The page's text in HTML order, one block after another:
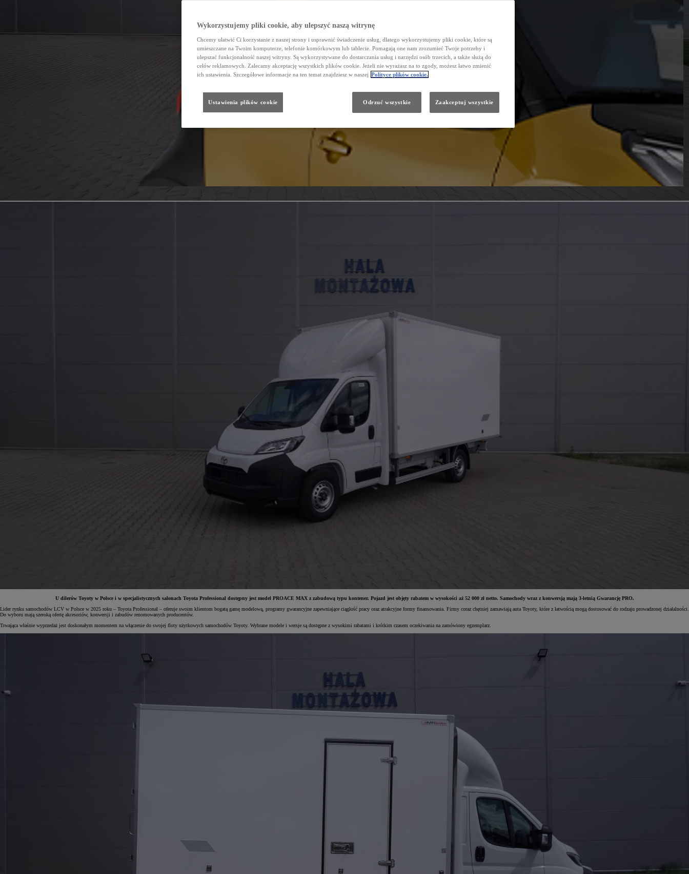
Yaris Cross
U dilerów Toyoty w Polsce i w specjalistycznych salonach Toyota Professional dostępny jest model PROACE MAX z zabudową typu kontener. Pojazd jest objęty rabatem w wysokości aż 52 000 zł netto. Samochody wraz z konwersją mają 3-letnią Gwarancję PRO.
Lider rynku samochodów LCV w Polsce w 2025 roku – Toyota Professional – oferuje swoim klientom bogatą gamę modelową, programy gwarancyjne zapewniające ciągłość pracy oraz atrakcyjne formy finansowania. Firmy coraz chętniej zamawiają auta Toyoty, które z łatwością mogą dostosować do rodzaju prowadzonej działalności.
Do wyboru mają szeroką ofertę akcesoriów, konwersji i zabudów renomowanych producentów.
Trwająca właśnie wyprzedaż jest doskonałym momentem na włączenie do swojej floty użytkowych samochodów Toyoty. Wybrane modele i wersje są dostępne z wysokimi rabatami i krótkim czasem oczekiwania na zamówiony egzemplarz.
Wykorzystujemy pliki cookie, aby ulepszyć naszą witrynę
Chcemy ułatwić Ci korzystanie z naszej strony i usprawnić świadczenie usług, dlatego wykorzystujemy pliki cookie, które są
umieszczane na Twoim komputerze, telefonie komórkowym lub tablecie. Pomagają one nam zrozumieć Twoje potrzeby i
ulepszać funkcjonalność naszej witryny. Są wykorzystywane do dostarczania usług i narzędzi osób trzecich, a także służą do
celów reklamowych. Zalecamy akceptację wszystkich plików cookie. Jeżeli nie wyrażasz na to zgody, możesz łatwo zmienić
ich ustawienia. Szczegółowe informacje na ten temat znajdziesz w naszej Polityce plików cookie.
Ustawienia plików cookie Odrzuć wszystkie Zaakceptuj wszystkie